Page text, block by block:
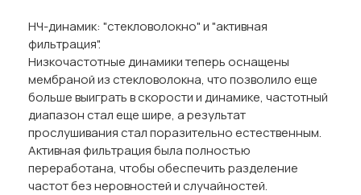
НЧ-динамик: "стекловолокно" и "активная
фильтрация".
Низкочастотные динамики теперь оснащены
мембраной из стекловолокна, что позволило еще
больше выиграть в скорости и динамике, частотный
диапазон стал еще шире, а результат
прослушивания стал поразительно естественным.
Активная фильтрация была полностью
переработана, чтобы обеспечить разделение
частот без неровностей и случайностей.